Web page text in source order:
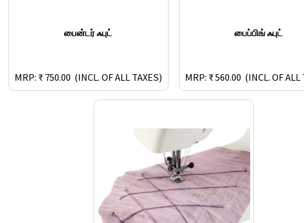
பைன்டர் ஃபுட்
MRP: ₹ 750.00 (INCL. OF ALL TAXES)
பைப்பிங் ஃபுட்
MRP: ₹ 560.00 (INCL. OF ALL